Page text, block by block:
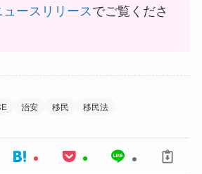
ュースリリースでご覧くださ
治安 移民 移民法